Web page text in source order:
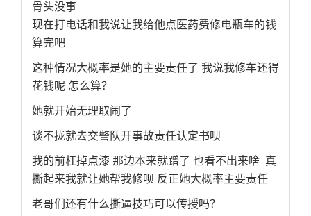
骨头没事
现在打电话和我说让我给他点医药费修电瓶车的钱
算完吧
这种情况大概率是她的主要责任了 我说我修车还得
花钱呢 怎么算？
她就开始无理取闹了
谈不拢就去交警队开事故责任认定书呗
我的前杠掉点漆 那边本来就蹭了 也看不出来啥 真
撕起来我就让她帮我修呗 反正她大概率主要责任
老哥们还有什么撕逼技巧可以传授吗？